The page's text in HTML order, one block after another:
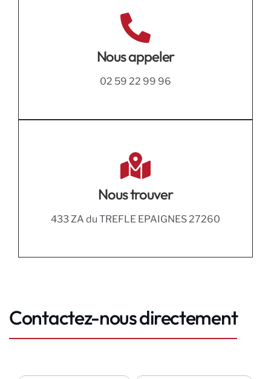
Nous appeler
02 59 22 99 96
Nous trouver
433 ZA du TREFLE EPAIGNES 27260
Contactez-nous directement